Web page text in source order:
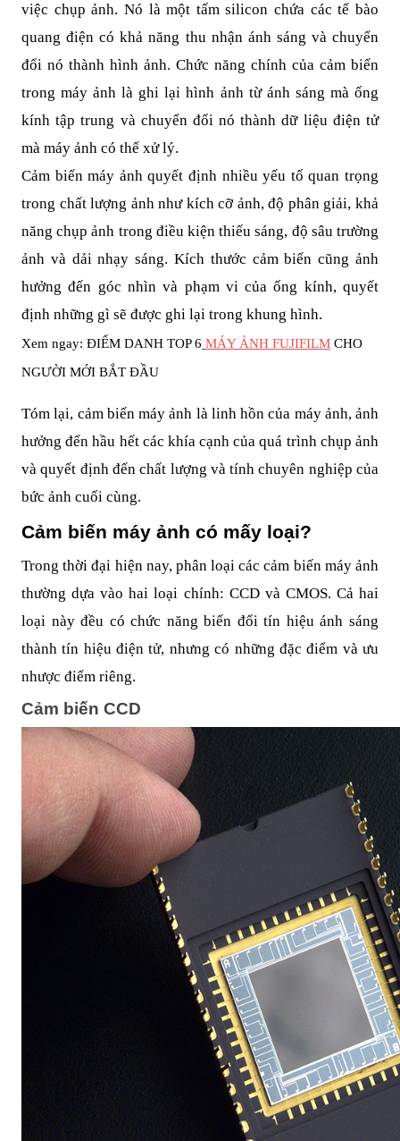
việc chụp ảnh. Nó là một tấm silicon chứa các tế bào
quang điện có khả năng thu nhận ánh sáng và chuyển
đổi nó thành hình ảnh. Chức năng chính của cảm biến
trong máy ảnh là ghi lại hình ảnh từ ánh sáng mà ống
kính tập trung và chuyển đổi nó thành dữ liệu điện tử
mà máy ảnh có thể xử lý.
Cảm biến máy ảnh quyết định nhiều yếu tố quan trọng
trong chất lượng ảnh như kích cỡ ảnh, độ phân giải, khả
năng chụp ảnh trong điều kiện thiếu sáng, độ sâu trường
ảnh và dải nhạy sáng. Kích thước cảm biến cũng ảnh
hưởng đến góc nhìn và phạm vi của ống kính, quyết
định những gì sẽ được ghi lại trong khung hình.
Xem ngay: ĐIỂM DANH TOP 6 MÁY ẢNH FUJIFILM CHO
NGƯỜI MỚI BẮT ĐẦU
Tóm lại, cảm biến máy ảnh là linh hồn của máy ảnh, ảnh
hưởng đến hầu hết các khía cạnh của quá trình chụp ảnh
và quyết định đến chất lượng và tính chuyên nghiệp của
bức ảnh cuối cùng.
Cảm biến máy ảnh có mấy loại?
Trong thời đại hiện nay, phân loại các cảm biến máy ảnh
thường dựa vào hai loại chính: CCD và CMOS. Cả hai
loại này đều có chức năng biến đổi tín hiệu ánh sáng
thành tín hiệu điện tử, nhưng có những đặc điểm và ưu
nhược điểm riêng.
Cảm biến CCD